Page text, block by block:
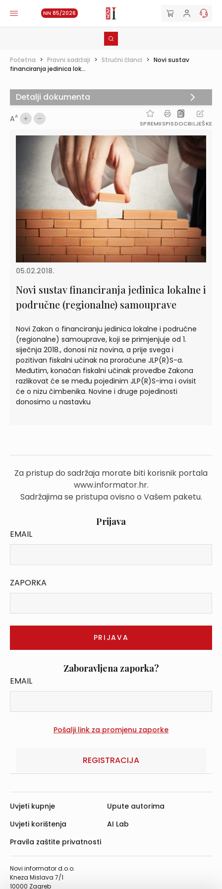
NN 85/2026
Početna > Pravni sadržaji > Stručni članci > Novi sustav
financiranja jedinica lok...
AA
SPREMIISPISDOCBILJEŠKE
05.02.2018.
Novi sustav financiranja jedinica lokalne i
područne (regionalne) samouprave
Novi Zakon o financiranju jedinica lokalne i područne
(regionalne) samouprave, koji se primjenjuje od 1.
siječnja 2018., donosi niz novina, a prije svega i
pozitivan fiskalni učinak na proračune JLP(R)S-a.
Međutim, konačan fiskalni učinak provedbe Zakona
razlikovat će se među pojedinim JLP(R)S-ima i ovisit
će o nizu čimbenika. Novine i druge pojedinosti
donosimo u nastavku
Za pristup do sadržaja morate biti korisnik portala
www.informator.hr.
Sadržajima se pristupa ovisno o Vašem paketu.
Prijava
EMAIL
ZAPORKA
Zaboravljena zaporka?
EMAIL
REGISTRACIJA
Detalji dokumenta
Novi informator d.o.o.
Kneza Mislava 7/1
10000 Zagreb
Uvjeti kupnje
Uvjeti korištenja
Pravila zaštite privatnosti
Upute autorima
AI Lab